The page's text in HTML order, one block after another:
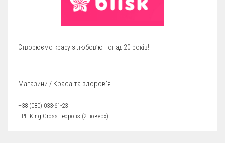
Створюємо красу з любов’ю понад 20 років!
Магазини / Краса та здоров'я
+38 (080) 033-61-23
ТРЦ King Cross Leopolis (2 поверх)